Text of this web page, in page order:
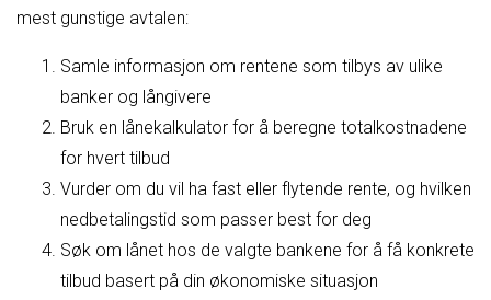
mest gunstige avtalen:
Samle informasjon om rentene som tilbys av ulike
banker og långivere
Bruk en lånekalkulator for å beregne totalkostnadene
for hvert tilbud
Vurder om du vil ha fast eller flytende rente, og hvilken
nedbetalingstid som passer best for deg
Søk om lånet hos de valgte bankene for å få konkrete
tilbud basert på din økonomiske situasjon